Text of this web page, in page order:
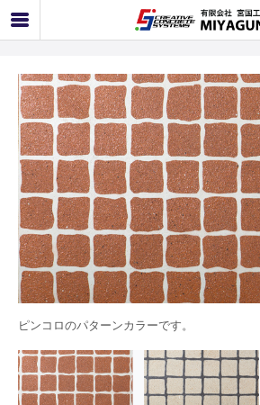
お問い合わせ 工事のお見
ピンコロ（色違いあり）
ピンコロのパターンカラーです。